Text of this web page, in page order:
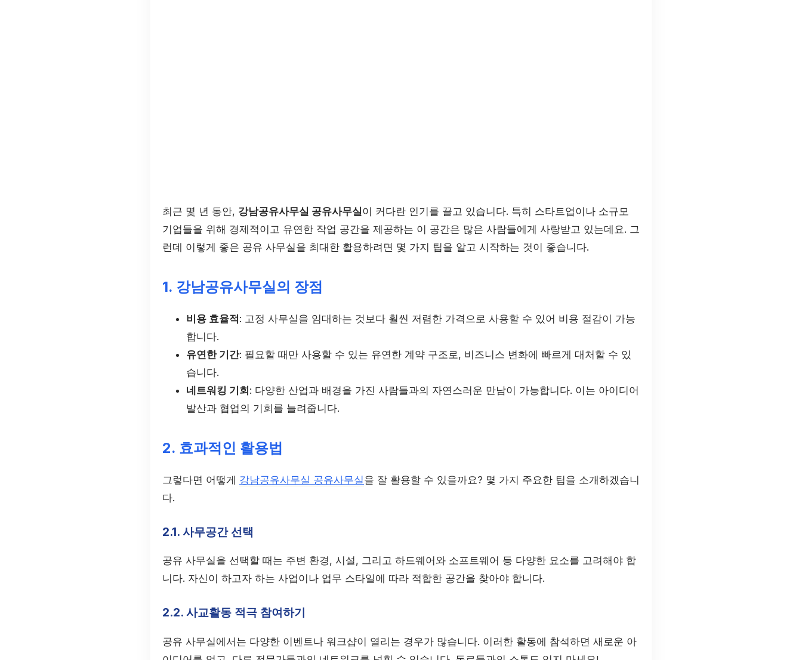
최근 몇 년 동안, 강남공유사무실 공유사무실이 커다란 인기를 끌고 있습니다. 특히 스타트업이나 소규모
기업들을 위해 경제적이고 유연한 작업 공간을 제공하는 이 공간은 많은 사람들에게 사랑받고 있는데요. 그
런데 이렇게 좋은 공유 사무실을 최대한 활용하려면 몇 가지 팁을 알고 시작하는 것이 좋습니다.
1. 강남공유사무실의 장점
비용 효율적: 고정 사무실을 임대하는 것보다 훨씬 저렴한 가격으로 사용할 수 있어 비용 절감이 가능
합니다.
유연한 기간: 필요할 때만 사용할 수 있는 유연한 계약 구조로, 비즈니스 변화에 빠르게 대처할 수 있
습니다.
네트워킹 기회: 다양한 산업과 배경을 가진 사람들과의 자연스러운 만남이 가능합니다. 이는 아이디어
발산과 협업의 기회를 늘려줍니다.
2. 효과적인 활용법
그렇다면 어떻게 강남공유사무실 공유사무실을 잘 활용할 수 있을까요? 몇 가지 주요한 팁을 소개하겠습니
다.
2.1. 사무공간 선택
공유 사무실을 선택할 때는 주변 환경, 시설, 그리고 하드웨어와 소프트웨어 등 다양한 요소를 고려해야 합
니다. 자신이 하고자 하는 사업이나 업무 스타일에 따라 적합한 공간을 찾아야 합니다.
2.2. 사교활동 적극 참여하기
공유 사무실에서는 다양한 이벤트나 워크샵이 열리는 경우가 많습니다. 이러한 활동에 참석하면 새로운 아